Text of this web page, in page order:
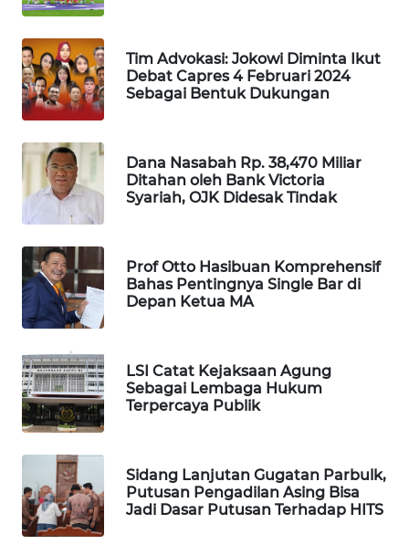
Tim Advokasi: Jokowi Diminta Ikut
Debat Capres 4 Februari 2024
Sebagai Bentuk Dukungan
Dana Nasabah Rp. 38,470 Miliar
Ditahan oleh Bank Victoria
Syariah, OJK Didesak Tindak
Prof Otto Hasibuan Komprehensif
Bahas Pentingnya Single Bar di
Depan Ketua MA
LSI Catat Kejaksaan Agung
Sebagai Lembaga Hukum
Terpercaya Publik
Sidang Lanjutan Gugatan Parbulk,
Putusan Pengadilan Asing Bisa
Jadi Dasar Putusan Terhadap HITS
WAHANA
WAHANA
LISTRIK
WAHANA
TRAVEL
WAHANA
WAHANANEWS
ID
WAHANANEWS
CO ID
WAHANANEWS
NET
WAHANA
SPORT